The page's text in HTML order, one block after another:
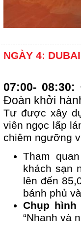
NGÀY 4:
07:00- 08:30:
Đoàn khởi
Tư được xây
viên ngọc lấp
chiêm ngưỡng
Tham
khách sạn
lên đến
bánh phủ
Chụp
“Nhanh và